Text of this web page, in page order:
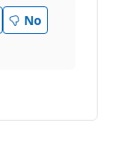
No